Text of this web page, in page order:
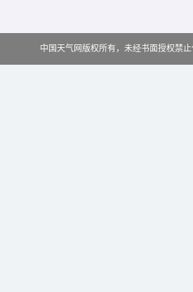
中国天气网版权所有，未经书面授权